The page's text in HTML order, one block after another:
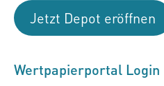
Jetzt Depot eröffnen
Wertpapierportal Login